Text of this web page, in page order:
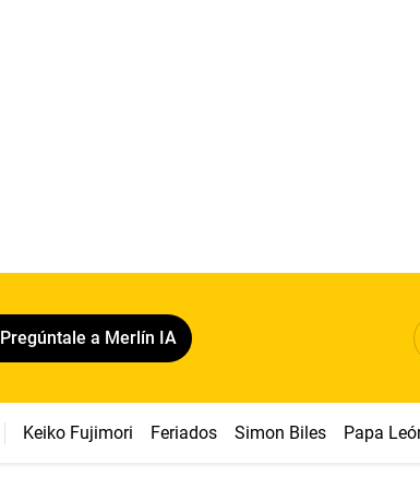
Pregúntale a Merlín IA
Keiko Fujimori Feriados Simon Biles Papa